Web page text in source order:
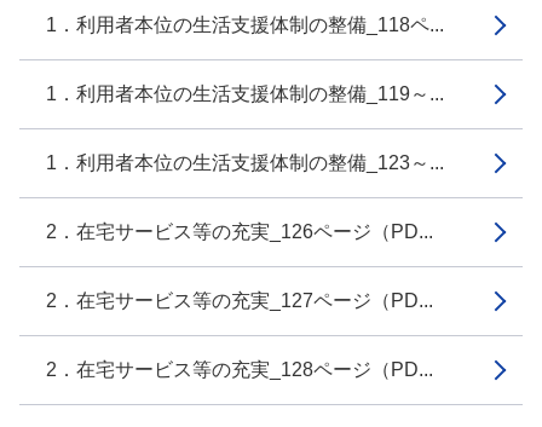
1．利用者本位の生活支援体制の整備_118ペ...
1．利用者本位の生活支援体制の整備_119～...
1．利用者本位の生活支援体制の整備_123～...
2．在宅サービス等の充実_126ページ（PD...
2．在宅サービス等の充実_127ページ（PD...
2．在宅サービス等の充実_128ページ（PD...